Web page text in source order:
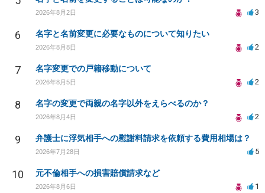
2026年8月2日 3
6 名字と名前変更に必要なものについて知りたい
2026年8月8日 2
7 名字変更での戸籍移動について
2026年8月5日 2
8 名字の変更で両親の名字以外をえらべるのか？
2026年8月4日 2
9 弁護士に浮気相手への慰謝料請求を依頼する費用相場は？
2026年7月28日 5
10 元不倫相手への損害賠償請求など
2026年8月6日 1